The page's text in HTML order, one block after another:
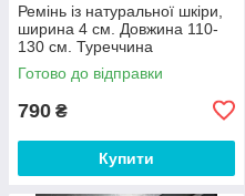
Ремінь із натуральної шкіри,
ширина 4 см. Довжина 110-
130 см. Туреччина
Готово до відправки
790 ₴
Купити